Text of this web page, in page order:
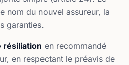
nom du nouvel assureur, la
garanties.
résiliation en recommandé
en respectant le préavis de